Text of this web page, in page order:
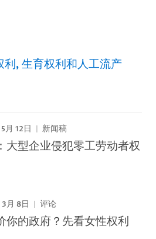
利 生育权利和人工流产
月 12日 新闻稿
大型企业侵犯零工劳动者权
月 8日 评论
你的政府？先看女性权利